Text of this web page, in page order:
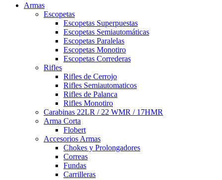
Armas
Escopetas
Escopetas Superpuestas
Escopetas Semiautomáticas
Escopetas Paralelas
Escopetas Monotiro
Escopetas Correderas
Rifles
Rifles de Cerrojo
Rifles Semiautomaticos
Rifles de Palanca
Rifles Monotiro
Carabinas 22LR / 22 WMR / 17HMR
Arma Corta
Flobert
Accesorios Armas
Chokes y Prolongadores
Correas
Fundas
Carrilleras